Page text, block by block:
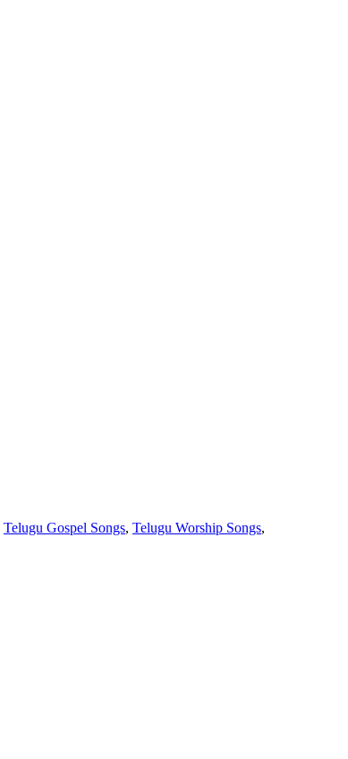
Telugu Gospel Songs, Telugu Worship Songs,